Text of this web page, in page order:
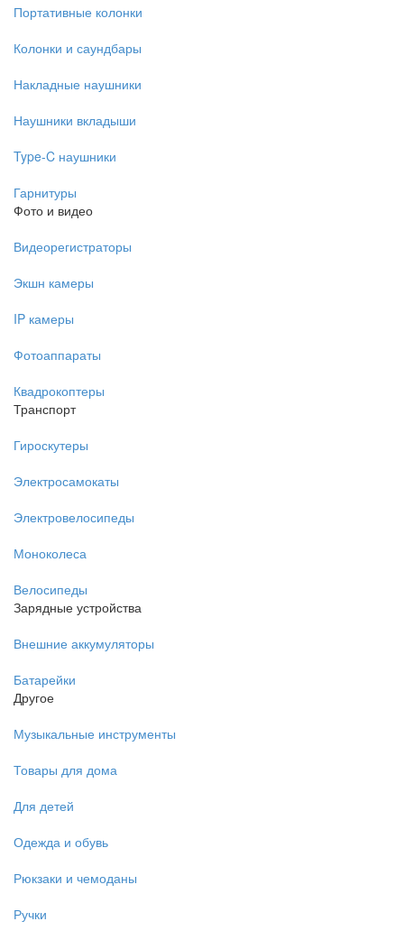
Портативные колонки
Колонки и саундбары
Накладные наушники
Наушники вкладыши
Type-C наушники
Гарнитуры
Фото и видео
Видеорегистраторы
Экшн камеры
IP камеры
Фотоаппараты
Квадрокоптеры
Транспорт
Гироскутеры
Электросамокаты
Электровелосипеды
Моноколеса
Велосипеды
Зарядные устройства
Внешние аккумуляторы
Батарейки
Другое
Музыкальные инструменты
Товары для дома
Для детей
Одежда и обувь
Рюкзаки и чемоданы
Ручки